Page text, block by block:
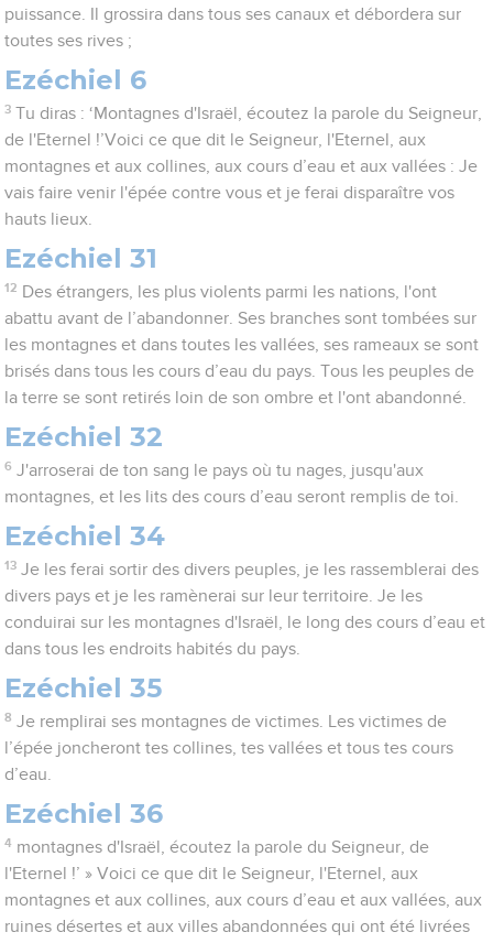
puissance. Il grossira dans tous ses canaux et débordera sur
toutes ses rives ;
Ezéchiel 6
3 Tu diras : ‘Montagnes d'Israël, écoutez la parole du Seigneur,
de l'Eternel !’Voici ce que dit le Seigneur, l'Eternel, aux
montagnes et aux collines, aux cours d’eau et aux vallées : Je
vais faire venir l'épée contre vous et je ferai disparaître vos
hauts lieux.
Ezéchiel 31
12 Des étrangers, les plus violents parmi les nations, l'ont
abattu avant de l’abandonner. Ses branches sont tombées sur
les montagnes et dans toutes les vallées, ses rameaux se sont
brisés dans tous les cours d’eau du pays. Tous les peuples de
la terre se sont retirés loin de son ombre et l'ont abandonné.
Ezéchiel 32
6 J'arroserai de ton sang le pays où tu nages, jusqu'aux
montagnes, et les lits des cours d’eau seront remplis de toi.
Ezéchiel 34
13 Je les ferai sortir des divers peuples, je les rassemblerai des
divers pays et je les ramènerai sur leur territoire. Je les
conduirai sur les montagnes d'Israël, le long des cours d’eau et
dans tous les endroits habités du pays.
Ezéchiel 35
8 Je remplirai ses montagnes de victimes. Les victimes de
l’épée joncheront tes collines, tes vallées et tous tes cours
d’eau.
Ezéchiel 36
4 montagnes d'Israël, écoutez la parole du Seigneur, de
l'Eternel !’ » Voici ce que dit le Seigneur, l'Eternel, aux
montagnes et aux collines, aux cours d’eau et aux vallées, aux
ruines désertes et aux villes abandonnées qui ont été livrées